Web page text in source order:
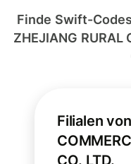
Finde Swift-
ZHEJIANG RURAL
Filialen